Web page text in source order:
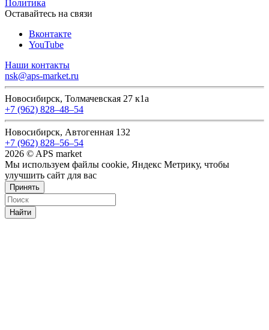
Политика
Оставайтесь на связи
Вконтакте
YouTube
Наши контакты
nsk@aps-market.ru
Новосибирск, Толмачевская 27 к1а
+7 (962) 828‒48‒54
Новосибирск, Автогенная 132
+7 (962) 828‒56‒54
2026 © APS market
Мы используем файлы cookie, Яндекс Метрику, чтобы
улучшить сайт для вас
Принять
Найти